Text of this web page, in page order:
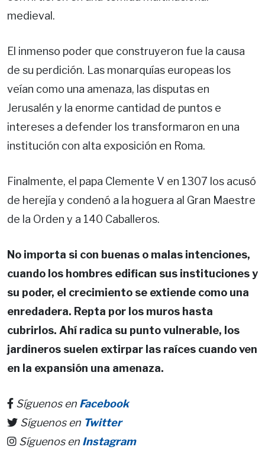
medieval.
El inmenso poder que construyeron fue la causa
de su perdición. Las monarquías europeas los
veían como una amenaza, las disputas en
Jerusalén y la enorme cantidad de puntos e
intereses a defender los transformaron en una
institución con alta exposición en Roma.
Finalmente, el papa Clemente V en 1307 los acusó
de herejía y condenó a la hoguera al Gran Maestre
de la Orden y a 140 Caballeros.
No importa si con buenas o malas intenciones,
cuando los hombres edifican sus instituciones y
su poder, el crecimiento se extiende como una
enredadera. Repta por los muros hasta
cubrirlos. Ahí radica su punto vulnerable, los
jardineros suelen extirpar las raíces cuando ven
en la expansión una amenaza.
Síguenos en Facebook
Síguenos en Twitter
Síguenos en Instagram